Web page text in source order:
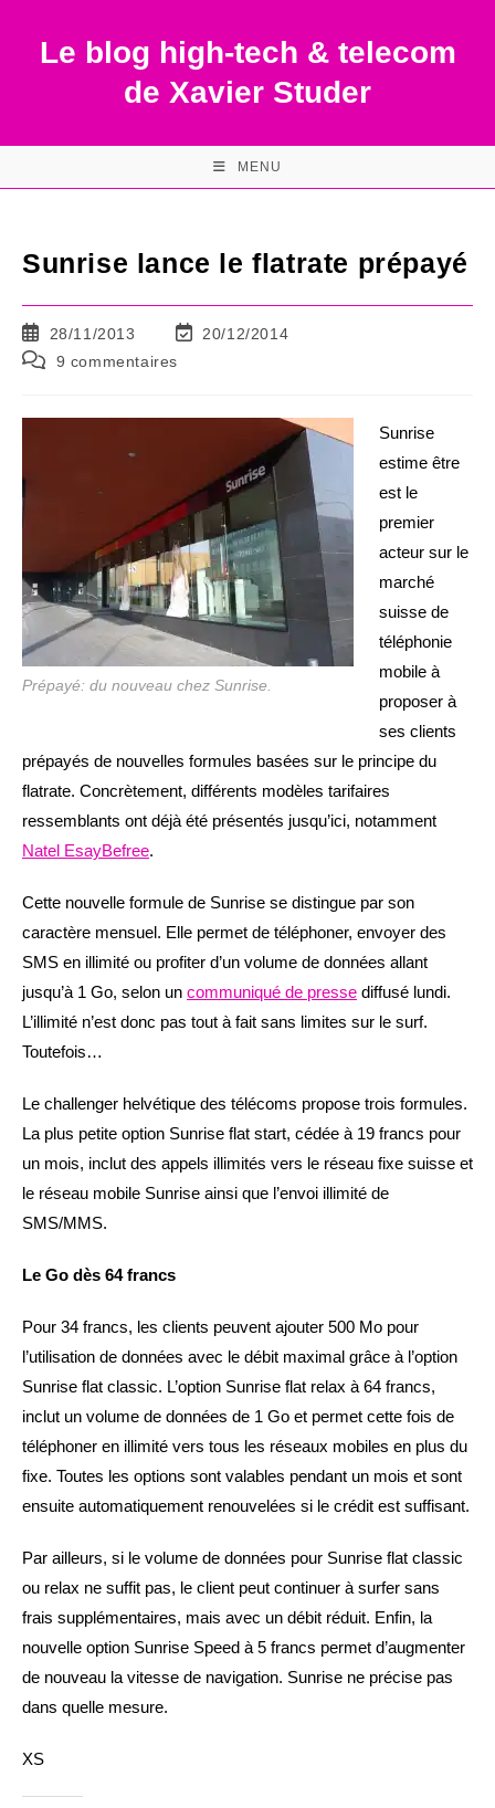
contentLe blog high-tech & telecom
de Xavier Studer
MENU
Sunrise lance le flatrate prépayé
Publication
publiée :
28/11/2013
Dernière
publication :
20/12/2014
Commentaires
publication :
9 commentaires
Prépayé: du nouveau chez Sunrise.
Sunrise
estime être
est le
premier
acteur sur le
marché
suisse de
téléphonie
mobile à
proposer à
ses clients
prépayés de nouvelles formules basées sur le principe du
flatrate. Concrètement, différents modèles tarifaires
ressemblants ont déjà été présentés jusqu’ici, notamment
Natel EsayBefree.
Cette nouvelle formule de Sunrise se distingue par son
caractère mensuel. Elle permet de téléphoner, envoyer des
SMS en illimité ou profiter d’un volume de données allant
jusqu’à 1 Go, selon un communiqué de presse diffusé lundi.
L’illimité n’est donc pas tout à fait sans limites sur le surf.
Toutefois…
Le challenger helvétique des télécoms propose trois formules.
La plus petite option Sunrise flat start, cédée à 19 francs pour
un mois, inclut des appels illimités vers le réseau fixe suisse et
le réseau mobile Sunrise ainsi que l’envoi illimité de
SMS/MMS.
Le Go dès 64 francs
Pour 34 francs, les clients peuvent ajouter 500 Mo pour
l’utilisation de données avec le débit maximal grâce à l’option
Sunrise flat classic. L’option Sunrise flat relax à 64 francs,
inclut un volume de données de 1 Go et permet cette fois de
téléphoner en illimité vers tous les réseaux mobiles en plus du
fixe. Toutes les options sont valables pendant un mois et sont
ensuite automatiquement renouvelées si le crédit est suffisant.
Par ailleurs, si le volume de données pour Sunrise flat classic
ou relax ne suffit pas, le client peut continuer à surfer sans
frais supplémentaires, mais avec un débit réduit. Enfin, la
nouvelle option Sunrise Speed à 5 francs permet d’augmenter
de nouveau la vitesse de navigation. Sunrise ne précise pas
dans quelle mesure.
XS